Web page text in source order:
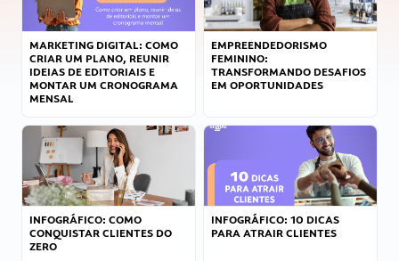
MARKETING DIGITAL: COMO
CRIAR UM PLANO, REUNIR
IDEIAS DE EDITORIAIS E
MONTAR UM CRONOGRAMA
MENSAL
EMPREENDEDORISMO
FEMININO:
TRANSFORMANDO DESAFIOS
EM OPORTUNIDADES
INFOGRÁFICO: COMO
CONQUISTAR CLIENTES DO
ZERO
INFOGRÁFICO: 10 DICAS
PARA ATRAIR CLIENTES